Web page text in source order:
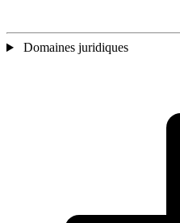
Domaines juridiques